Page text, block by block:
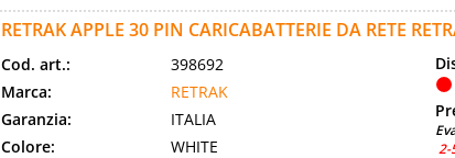
RETRAK APPLE 30 PIN CARICABATTERIE DA RETE
Cod. art.:
398692
Marca:
RETRAK
Garanzia:
ITALIA
Colore:
WHITE
2-